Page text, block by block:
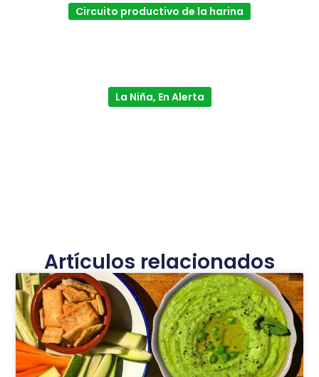
Circuito productivo de la harina
La Niña, En Alerta
Artículos relacionados